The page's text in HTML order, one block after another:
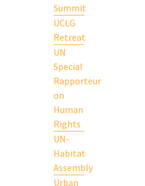
Summit
UCLG
Retreat
UN
Special
Rapporteur
on
Human
Rights
UN-
Habitat
Assembly
Urban